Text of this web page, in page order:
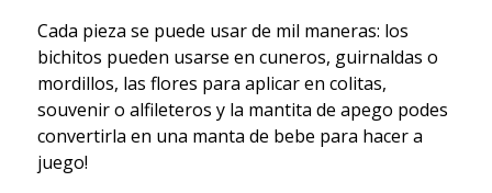
Cada pieza se puede usar de mil maneras: los
bichitos pueden usarse en cuneros, guirnaldas o
mordillos, las flores para aplicar en colitas,
souvenir o alfileteros y la mantita de apego podes
convertirla en una manta de bebe para hacer a
juego!